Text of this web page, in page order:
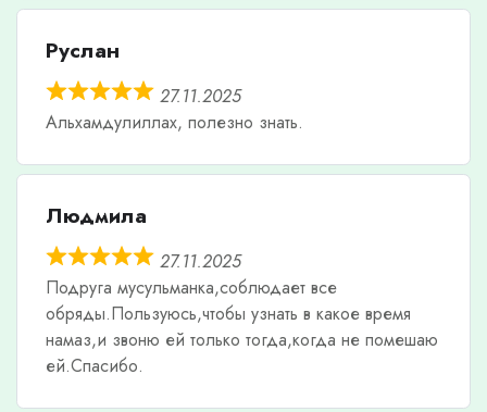
Руслан
27.11.2025
Альхамдулиллах, полезно знать.
Людмила
27.11.2025
Подруга мусульманка,соблюдает все
обряды.Пользуюсь,чтобы узнать в какое время
намаз,и звоню ей только тогда,когда не помешаю
ей.Спасибо.